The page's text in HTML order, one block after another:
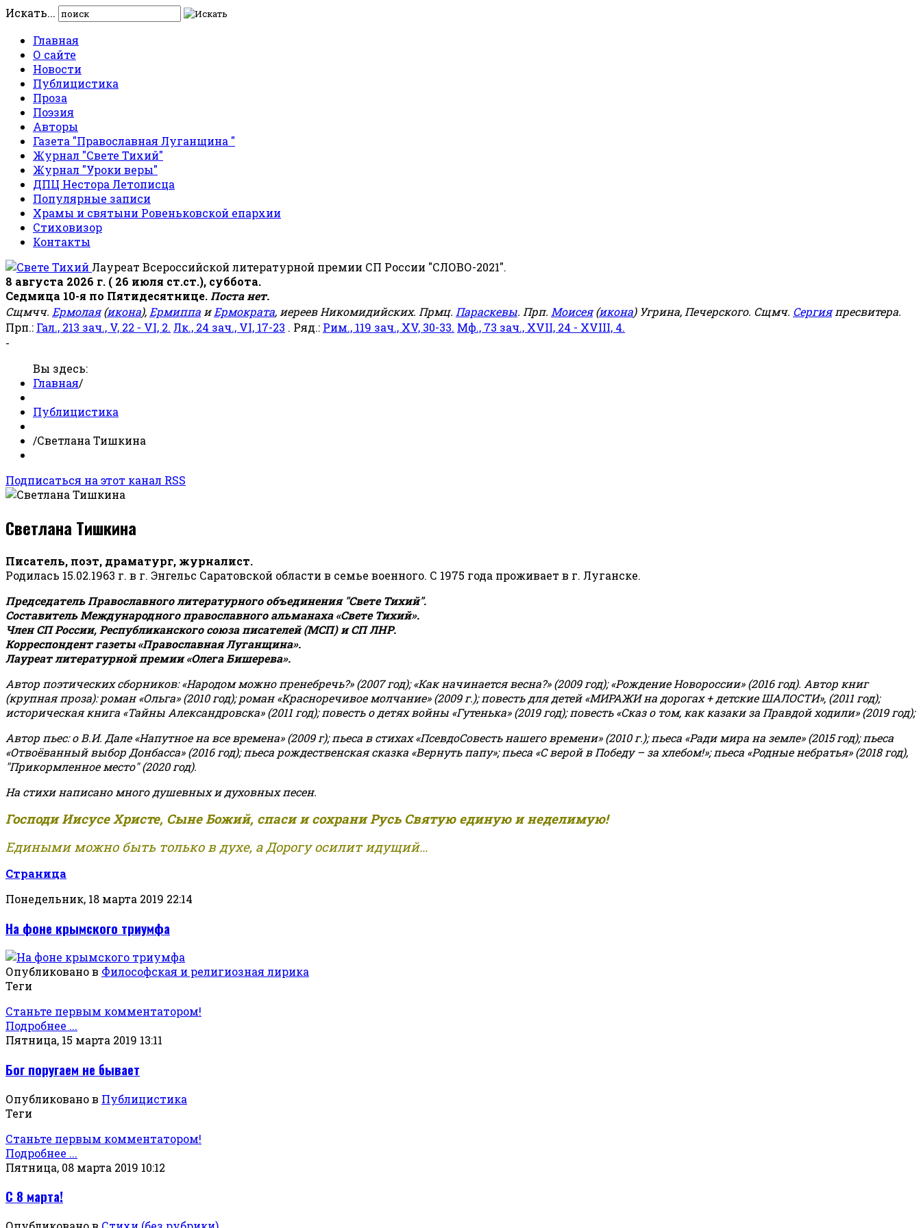
Искать...
Главная
О сайте
Новости
Публицистика
Проза
Поэзия
Авторы
Газета "Православная Луганщина "
Журнал "Свете Тихий"
Журнал "Уроки веры"
ДПЦ Нестора Летописца
Популярные записи
Храмы и святыни Ровеньковской епархии
Стиховизор
Контакты
Лауреат Всероссийской литературной премии СП России "СЛОВО-2021".
8 августа 2026 г. ( 26 июля ст.ст.), суббота.
Седмица 10-я по Пятидесятнице. Поста нет.
Сщмчч. Ермолая(икона), Ермиппа иЕрмократа, иереев Никомидийских. Прмц. Параскевы. Прп. Моисея(икона) Угрина, Печерского. Сщмч. Сергияпресвитера.
Прп.: Гал., 213 зач., V, 22 - VI, 2. Лк., 24 зач., VI, 17-23 . Ряд.: Рим., 119 зач., XV, 30-33. Мф., 73 зач., XVII, 24 - XVIII, 4.
-
Вы здесь:
Главная/
Публицистика
/Светлана Тишкина
Подписаться на этот канал RSS
Светлана Тишкина
Писатель, поэт, драматург, журналист.
Родилась 15.02.1963 г. в г. Энгельс Саратовской области в семье военного. С 1975 года проживает в г. Луганске.
Председатель Православного литературного объединения "Свете Тихий".
Составитель Международного православного альманаха «Свете Тихий».
Член СП России, Республиканского союза писателей (МСП) и СП ЛНР.
Корреспондент газеты «Православная Луганщина».
Лауреат литературной премии «Олега Бишерева».
Автор поэтических сборников: «Народом можно пренебречь?» (2007 год); «Как начинается весна?» (2009 год); «Рождение Новороссии» (2016 год). Автор книг
(крупная проза): роман «Ольга» (2010 год); роман «Красноречивое молчание» (2009 г.); повесть для детей «МИРАЖИ на дорогах + детские ШАЛОСТИ», (2011 год);
историческая книга «Тайны Александровска» (2011 год); повесть о детях войны «Гутенька» (2019 год); повесть «Сказ о том, как казаки за Правдой ходили» (2019 год);
Автор пьес: о В.И. Дале «Напутное на все времена» (2009 г); пьеса в стихах «ПсевдоСовесть нашего времени» (2010 г.); пьеса «Ради мира на земле» (2015 год); пьеса
«Отвоёванный выбор Донбасса» (2016 год); пьеса рождественская сказка «Вернуть папу»; пьеса «С верой в Победу – за хлебом!»;пьеса «Родные небратья» (2018 год),
"Прикормленное место" (2020 год).
На стихи написано много душевных и духовных песен.
Господи Иисусе Христе, Сыне Божий, спаси и сохрани Русь Святую единую и неделимую!
Едиными можно быть только в духе, а Дорогу осилит идущий...
Страница
Понедельник, 18 марта 2019 22:14
На фоне крымского триумфа
Опубликовано в Философская и религиозная лирика
Теги
Станьте первым комментатором!
Подробнее ...
Пятница, 15 марта 2019 13:11
Бог поругаем не бывает
Опубликовано в Публицистика
Теги
Станьте первым комментатором!
Подробнее ...
Пятница, 08 марта 2019 10:12
С 8 марта!